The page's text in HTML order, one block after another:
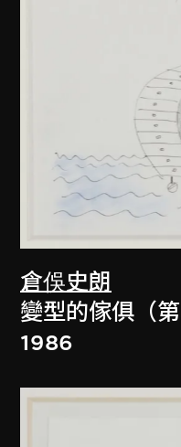
倉俁史朗
變型的傢俱（第
1986